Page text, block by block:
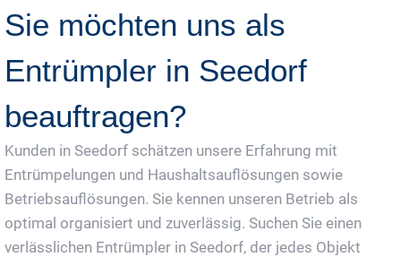
Sie möchten uns als
Entrümpler in Seedorf
beauftragen?
Kunden in Seedorf schätzen unsere Erfahrung mit
Entrümpelungen und Haushaltsauflösungen sowie
Betriebsauflösungen. Sie kennen unseren Betrieb als
optimal organisiert und zuverlässig. Suchen Sie einen
verlässlichen Entrümpler in Seedorf, der jedes Objekt